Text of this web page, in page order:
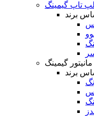
لپ تاپ گیمینگ
برند
مانیتور گیمینگ
برند